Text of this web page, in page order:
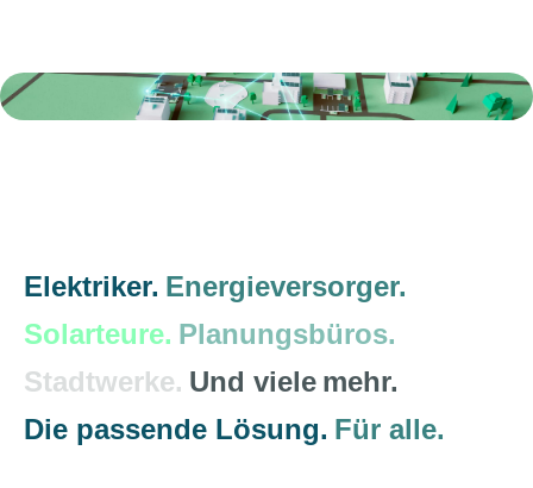
Elektriker. Energieversorger.
Solarteure. Planungsbüros.
Stadtwerke. Und viele mehr.
Die passende Lösung. Für alle.